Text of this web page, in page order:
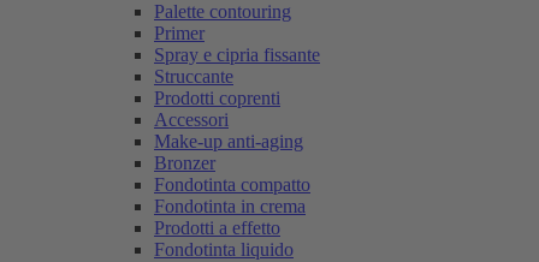
Palette contouring
Primer
Spray e cipria fissante
Struccante
Prodotti coprenti
Accessori
Make-up anti-aging
Bronzer
Fondotinta compatto
Fondotinta in crema
Prodotti a effetto
Fondotinta liquido